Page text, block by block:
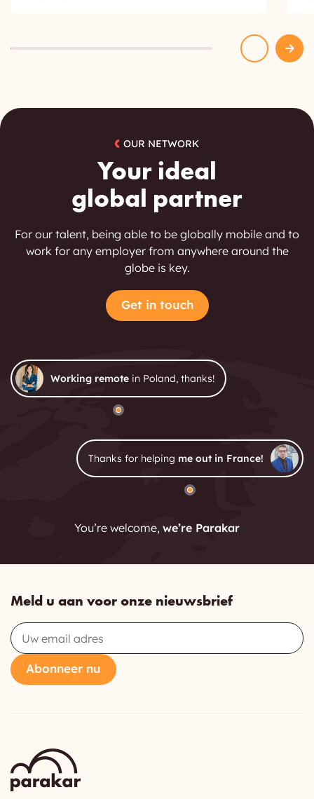
OUR NETWORK
Your ideal
global partner
For our talent, being able to be globally mobile and to
work for any employer from anywhere around the
globe is key.
Get in touch
Working remote in Poland, thanks!
Thanks for helping me out in France!
You’re welcome, we’re Parakar
Meld u aan voor onze nieuwsbrief
Email
Abonneer nu